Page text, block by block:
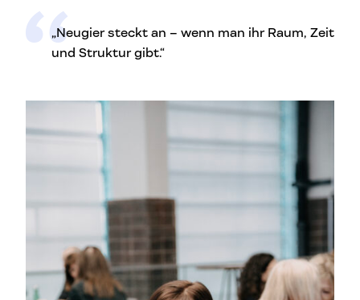
„Neugier steckt an – wenn man ihr Raum, Zeit
und Struktur gibt.“